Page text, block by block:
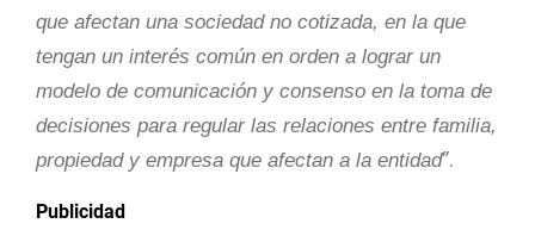
que afectan una sociedad no cotizada, en la que
tengan un interés común en orden a lograr un
modelo de comunicación y consenso en la toma de
decisiones para regular las relaciones entre familia,
propiedad y empresa que afectan a la entidad”.
Publicidad